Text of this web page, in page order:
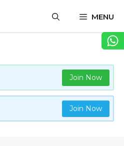
MENU
Join Now
Join Now